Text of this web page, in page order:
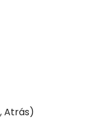
Atrás)